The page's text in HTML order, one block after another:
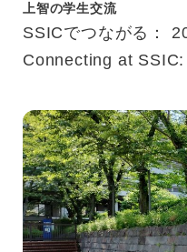
上智の学生交流
SSICでつながる：
Connecting at